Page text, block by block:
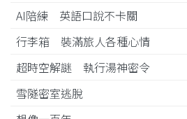
AI陪練 英語口說不卡關
行李箱 裝滿旅人各種心情
超時空解謎 執行湯神密令
雪隧密室逃脫